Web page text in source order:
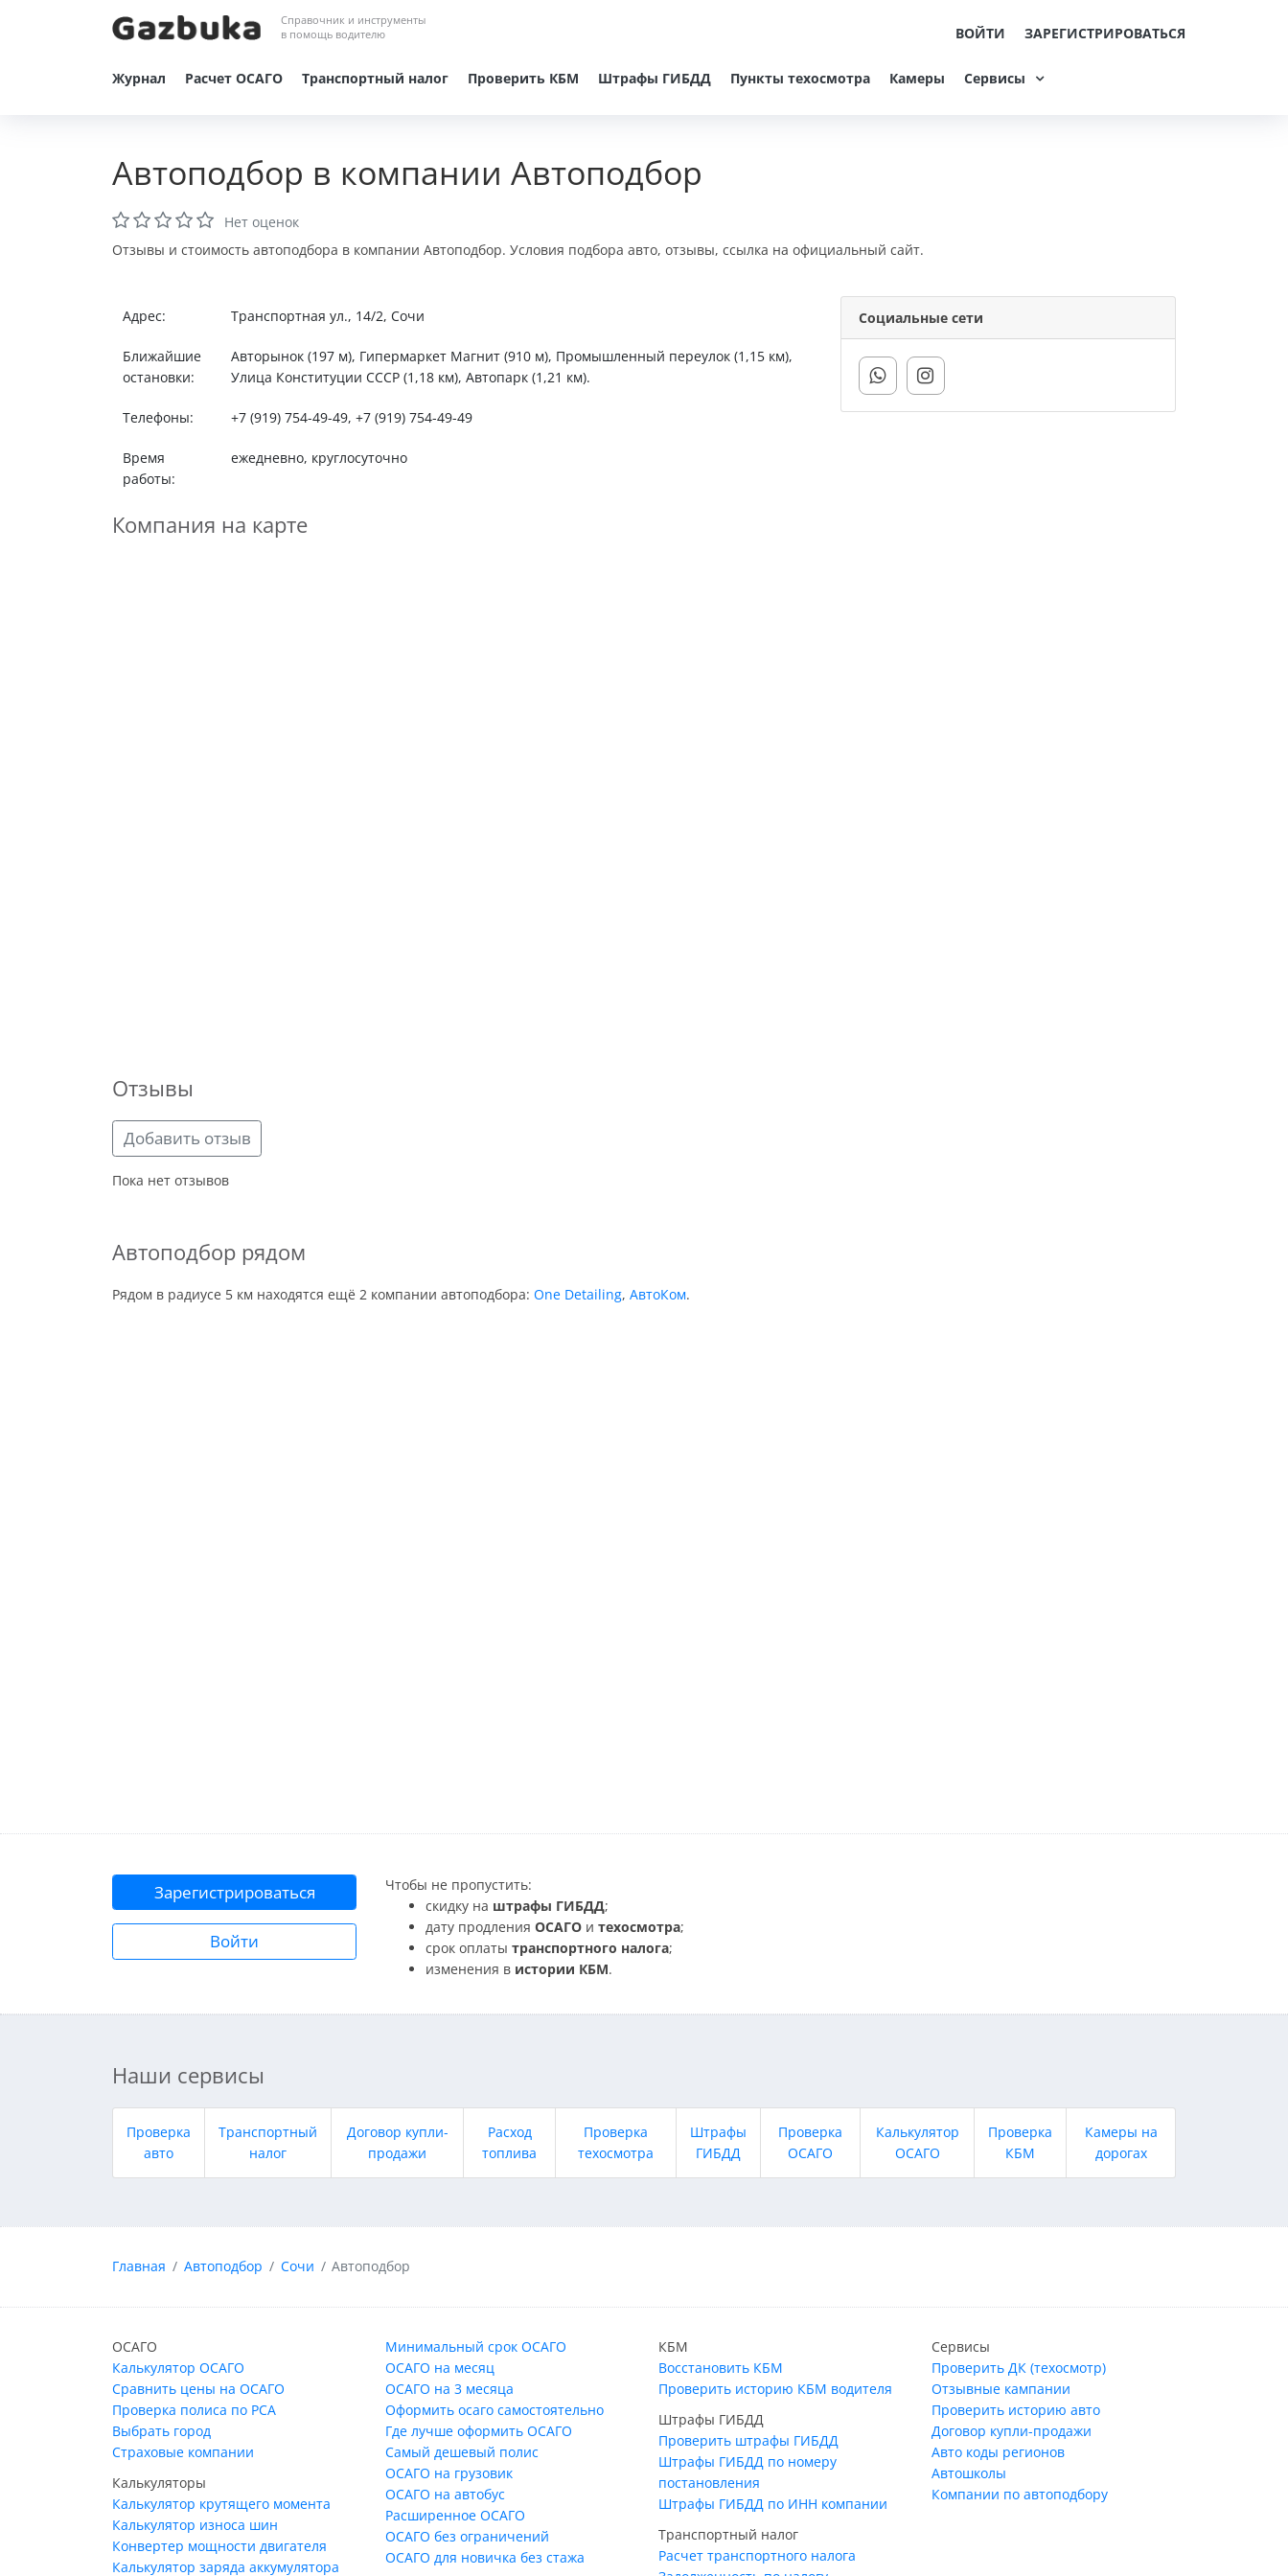
Справочник и инструменты
в помощь водителю
ВОЙТИ ЗАРЕГИСТРИРОВАТЬСЯ
Журнал Расчет ОСАГО Транспортный налог Проверить КБМ Штрафы ГИБДД Пункты техосмотра Камеры Сервисы
Автоподбор в компании Автоподбор
Нет оценок
Отзывы и стоимость автоподбора в компании Автоподбор. Условия подбора авто, отзывы, ссылка на официальный сайт.
Адрес: Транспортная ул., 14/2, Сочи
Ближайшие
остановки:
Авторынок (197 м), Гипермаркет Магнит (910 м), Промышленный переулок (1,15 км),
Улица Конституции СССР (1,18 км), Автопарк (1,21 км).
Телефоны: +7 (919) 754-49-49, +7 (919) 754-49-49
Время
работы:
ежедневно, круглосуточно
Социальные сети
Компания на карте
Отзывы
Добавить отзыв
Пока нет отзывов
Автоподбор рядом
Рядом в радиусе 5 км находятся ещё 2 компании автоподбора: One Detailing, АвтоКом.
Зарегистрироваться
Войти
Чтобы не пропустить:
скидку на штрафы ГИБДД;
дату продления ОСАГО и техосмотра;
срок оплаты транспортного налога;
изменения в истории КБМ.
Наши сервисы
Проверка
авто
Транспортный
налог
Договор купли-
продажи
Расход
топлива
Проверка
техосмотра
Штрафы
ГИБДД
Проверка
ОСАГО
Калькулятор
ОСАГО
Проверка
КБМ
Камеры на
дорогах
Главная Автоподбор Сочи Автоподбор
ОСАГО
Калькулятор ОСАГО
Сравнить цены на ОСАГО
Проверка полиса по РСА
Выбрать город
Страховые компании
Калькуляторы
Калькулятор крутящего момента
Калькулятор износа шин
Конвертер мощности двигателя
Калькулятор заряда аккумулятора
Минимальный срок ОСАГО
ОСАГО на месяц
ОСАГО на 3 месяца
Оформить осаго самостоятельно
Где лучше оформить ОСАГО
Самый дешевый полис
ОСАГО на грузовик
ОСАГО на автобус
Расширенное ОСАГО
ОСАГО без ограничений
ОСАГО для новичка без стажа
КБМ
Восстановить КБМ
Проверить историю КБМ водителя
Штрафы ГИБДД
Проверить штрафы ГИБДД
Штрафы ГИБДД по номеру
постановления
Штрафы ГИБДД по ИНН компании
Транспортный налог
Расчет транспортного налога
Сервисы
Проверить ДК (техосмотр)
Отзывные кампании
Проверить историю авто
Договор купли-продажи
Авто коды регионов
Автошколы
Компании по автоподбору